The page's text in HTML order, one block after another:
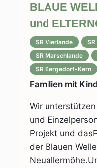
BLAUE
und
SR Vierlande
SR
SR Marschlande
SR Bergedorf-Kern
Familien mit
Wir
und
Projekt und
der Blauen